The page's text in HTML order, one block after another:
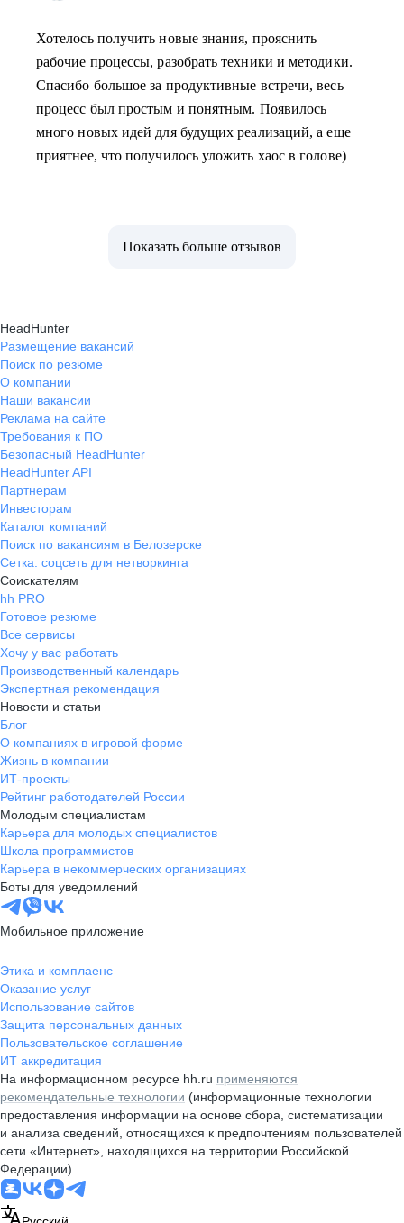
Хотелось получить новые знания, прояснить
рабочие процессы, разобрать техники и методики.
Спасибо большое за продуктивные встречи, весь
процесс был простым и понятным. Появилось
много новых идей для будущих реализаций, а еще
приятнее, что получилось уложить хаос в голове)
Показать больше отзывов
HeadHunter
Размещение вакансий
Поиск по резюме
О компании
Наши вакансии
Реклама на сайте
Требования к ПО
Безопасный HeadHunter
HeadHunter API
Партнерам
Инвесторам
Каталог компаний
Поиск по вакансиям в Белозерске
Сетка: соцсеть для нетворкинга
Соискателям
hh PRO
Готовое резюме
Все сервисы
Хочу у вас работать
Производственный календарь
Экспертная рекомендация
Новости и статьи
Блог
О компаниях в игровой форме
Жизнь в компании
ИТ-проекты
Рейтинг работодателей России
Молодым специалистам
Карьера для молодых специалистов
Школа программистов
Карьера в некоммерческих организациях
Боты для уведомлений
Мобильное приложение
Этика и комплаенс
Оказание услуг
Использование сайтов
Защита персональных данных
Пользовательское соглашение
ИТ аккредитация
На информационном ресурсе hh.ru применяются
рекомендательные технологии (информационные технологии
предоставления информации на основе сбора, систематизации
и анализа сведений, относящихся к предпочтениям пользователей
сети «Интернет», находящихся на территории Российской
Федерации)